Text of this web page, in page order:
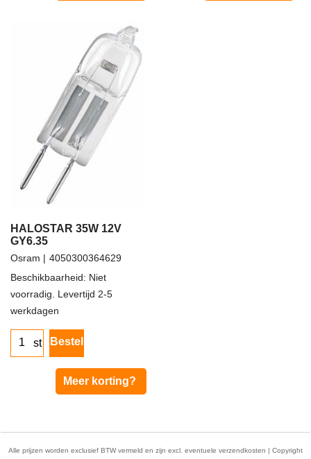
HALOSTAR 35W 12V
GY6.35
€2.50
3.03 incl.btw
Osram
4050300364629
Beschikbaarheid: Niet
voorradig. Levertijd 2-5
werkdagen
Bestel
Alle prijzen worden exclusief BTW vermeld en zijn excl. eventuele verzendkosten | Copyright